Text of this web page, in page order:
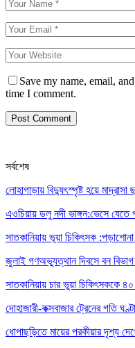
Save my name, email,
time I comment.
সর্বশেষ
লোহাগাড়ায় বিদ্যুৎস্পৃষ্ট হয়ে মাদ্রাসা
এওচিয়ায় ডলু নদী ভাঙ্গন:ভেসে যেতে
সাতকানিয়ায় ভূয়া চিকিৎসক
জুলাই গণঅভ্যুত্থান দিবসে বন
সাতকানিয়ায় চার ভুয়া চিকিৎসককে ৪০
দোহাজারী-কক্সবাজার ট্রেনের গতি
ধোপাছড়িতে মায়ের পরকীয়ার দৃশ্য